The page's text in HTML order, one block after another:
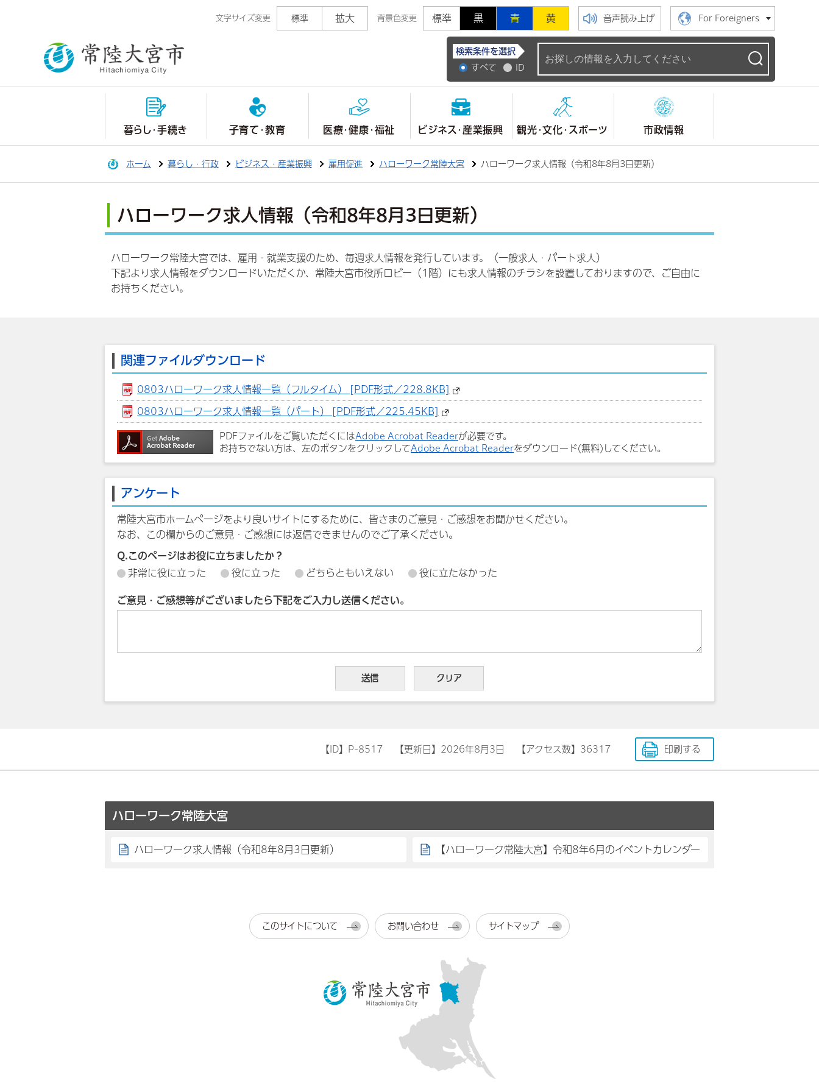
文字サイズ変更 標準 拡大 背景色変更 標準 黒 青 黄 音声読み上げ For Foreigners
常陸大宮市公式ホームページ
検索条件を選択
すべて
ID
暮らし・手続き 子育て・教育 医療・健康・福祉 ビジネス・産業振興 観光・文化・スポーツ 市政情報
ホーム 暮らし・行政 ビジネス・産業振興 雇用促進 ハローワーク常陸大宮 ハローワーク求人情報（令和8年8月3日更新）
ハローワーク求人情報（令和8年8月3日更新）
ハローワーク常陸大宮では、雇用・就業支援のため、毎週求人情報を発行しています。（一般求人・パート求人）
下記より求人情報をダウンロードいただくか、常陸大宮市役所ロビー（1階）にも求人情報のチラシを設置しておりますので、ご自由に
お持ちください。
関連ファイルダウンロード
0803ハローワーク求人情報一覧（フルタイム） [PDF形式／228.8KB]
0803ハローワーク求人情報一覧（パート） [PDF形式／225.45KB]
PDFファイルをご覧いただくにはAdobe Acrobat Readerが必要です。
お持ちでない方は、左のボタンをクリックしてAdobe Acrobat Readerをダウンロード(無料)してください。
アンケート
常陸大宮市ホームページをより良いサイトにするために、皆さまのご意見・ご感想をお聞かせください。
なお、この欄からのご意見・ご感想には返信できませんのでご了承ください。
Q.このページはお役に立ちましたか？
非常に役に立った
役に立った どちらともいえない 役に立たなかった
ご意見・ご感想等がございましたら下記をご入力し送信ください。
【ID】 P-8517 【更新日】 2026年8月3日 【アクセス数】 36317 印刷する
ハローワーク常陸大宮
ハローワーク求人情報（令和8年8月3日更新） 【ハローワーク常陸大宮】令和8年6月のイベントカレンダー
このサイトについて お問い合わせ サイトマップ